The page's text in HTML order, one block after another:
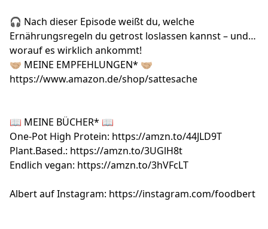
🎧 Nach dieser Episode weißt du, welche
Ernährungsregeln du getrost loslassen kannst – und
worauf es wirklich ankommt!
🤝🏼 MEINE EMPFEHLUNGEN* 🤝🏼
https://www.amazon.de/shop/sattesache
📖 MEINE BÜCHER* 📖
One-Pot High Protein: https://amzn.to/44JLD9T
Plant.Based.: https://amzn.to/3UGlH8t
Endlich vegan: https://amzn.to/3hVFcLT
Albert auf Instagram: https://instagram.com/foodbert